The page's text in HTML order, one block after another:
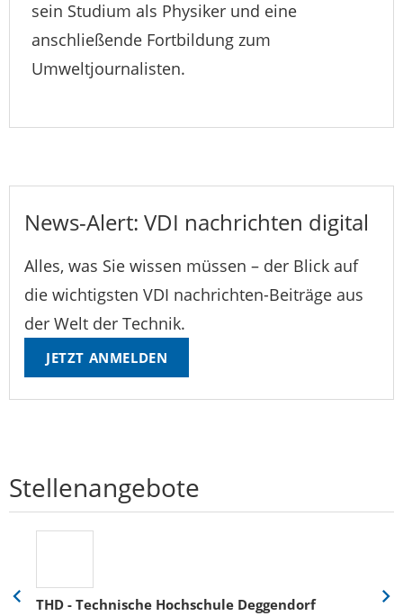
sein Studium als Physiker und eine
anschließende Fortbildung zum
Umweltjournalisten.
News-Alert: VDI nachrichten digital
Alles, was Sie wissen müssen – der Blick auf
die wichtigsten VDI nachrichten-Beiträge aus
der Welt der Technik.
JETZT ANMELDEN
Stellenangebote
THD - Technische Hochschule Deggendorf
Eine
Eine